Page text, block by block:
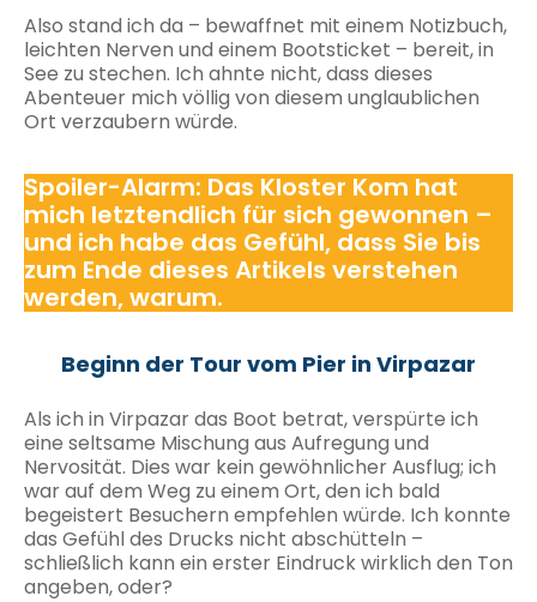
Also stand ich da – bewaffnet mit einem Notizbuch,
leichten Nerven und einem Bootsticket – bereit, in
See zu stechen. Ich ahnte nicht, dass dieses
Abenteuer mich völlig von diesem unglaublichen
Ort verzaubern würde.
Spoiler-Alarm: Das Kloster Kom hat
mich letztendlich für sich gewonnen –
und ich habe das Gefühl, dass Sie bis
zum Ende dieses Artikels verstehen
werden, warum.
Beginn der Tour vom Pier in Virpazar
Als ich in Virpazar das Boot betrat, verspürte ich
eine seltsame Mischung aus Aufregung und
Nervosität. Dies war kein gewöhnlicher Ausflug; ich
war auf dem Weg zu einem Ort, den ich bald
begeistert Besuchern empfehlen würde. Ich konnte
das Gefühl des Drucks nicht abschütteln –
schließlich kann ein erster Eindruck wirklich den Ton
angeben, oder?